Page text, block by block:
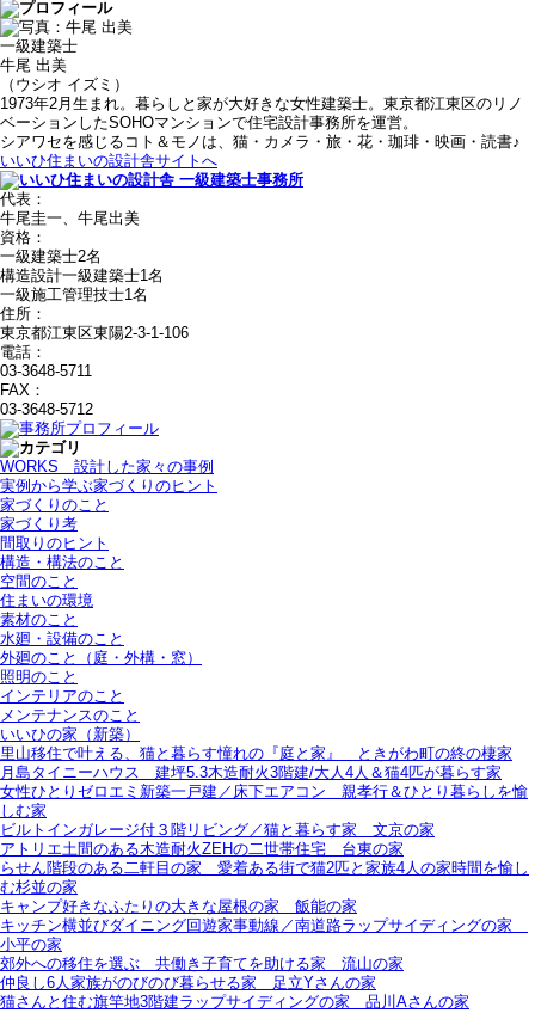
一級建築士
牛尾 出美
（ウシオ イズミ）
1973年2月生まれ。暮らしと家が大好きな女性建築士。東京都江東区のリノ
ベーションしたSOHOマンションで住宅設計事務所を運営。
シアワセを感じるコト＆モノは、猫・カメラ・旅・花・珈琲・映画・読書♪
いいひ住まいの設計舎サイトへ
代表：
牛尾圭一、牛尾出美
資格：
一級建築士2名
構造設計一級建築士1名
一級施工管理技士1名
住所：
東京都江東区東陽2-3-1-106
電話：
03-3648-5711
FAX：
03-3648-5712
WORKS＿設計した家々の事例
実例から学ぶ家づくりのヒント
家づくりのこと
家づくり考
間取りのヒント
構造・構法のこと
空間のこと
住まいの環境
素材のこと
水廻・設備のこと
外廻のこと（庭・外構・窓）
照明のこと
インテリアのこと
メンテナンスのこと
いいひの家（新築）
里山移住で叶える、猫と暮らす憧れの『庭と家』＿ときがわ町の終の棲家
月島タイニーハウス＿建坪5.3木造耐火3階建/大人4人＆猫4匹が暮らす家
女性ひとりゼロエミ新築一戸建／床下エアコン＿親孝行＆ひとり暮らしを愉
しむ家
ビルトインガレージ付３階リビング／猫と暮らす家＿文京の家
アトリエ土間のある木造耐火ZEHの二世帯住宅＿台東の家
らせん階段のある二軒目の家＿愛着ある街で猫2匹と家族4人の家時間を愉し
む杉並の家
キャンプ好きなふたりの大きな屋根の家＿飯能の家
キッチン横並びダイニング回遊家事動線／南道路ラップサイディングの家＿
小平の家
郊外への移住を選ぶ＿共働き子育てを助ける家＿流山の家
仲良し6人家族がのびのび暮らせる家＿足立Yさんの家
猫さんと住む旗竿地3階建ラップサイディングの家＿品川Aさんの家